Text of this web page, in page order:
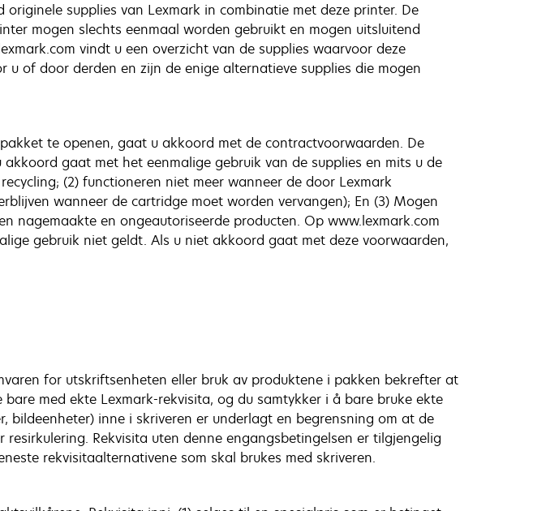
supplies van Lexmark in combinatie met deze printer. De
mogen slechts eenmaal worden gebruikt en mogen uitsluitend
vindt u een overzicht van de supplies waarvoor deze
of door derden en zijn de enige alternatieve supplies die mogen
te openen, gaat u akkoord met de contractvoorwaarden. De
gaat met het eenmalige gebruik van de supplies en mits u de
(2) functioneren niet meer wanneer de door Lexmark
wanneer de cartridge moet worden vervangen); En (3) Mogen
nagemaakte en ongeautoriseerde producten. Op www.lexmark.com
gebruik niet geldt. Als u niet akkoord gaat met deze voorwaarden,
for utskriftsenheten eller bruk av produktene i pakken bekrefter at
med ekte Lexmark-rekvisita, og du samtykker i å bare bruke ekte
bildeenheter) inne i skriveren er underlagt en begrensning om at de
Rekvisita uten denne engangsbetingelsen er tilgjengelig
rekvisitaalternativene som skal brukes med skriveren.